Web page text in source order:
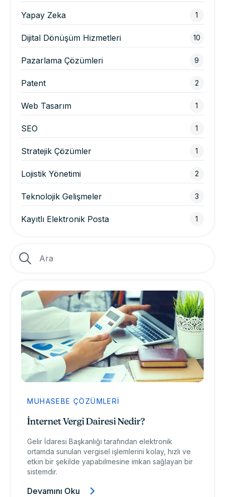
Yapay Zeka 1
Dijital Dönüşüm Hizmetleri 10
Pazarlama Çözümleri 9
Patent 2
Web Tasarım 1
SEO 1
Stratejik Çözümler 1
Lojistik Yönetimi 2
Teknolojik Gelişmeler 3
Kayıtlı Elektronik Posta 1
MUHASEBE ÇÖZÜMLERI
İnternet Vergi Dairesi Nedir?
Gelir İdaresi Başkanlığı tarafından elektronik
ortamda sunulan vergisel işlemlerini kolay, hızlı ve
etkin bir şekilde yapabilmesine imkan sağlayan bir
sistemdir.
Devamını Oku